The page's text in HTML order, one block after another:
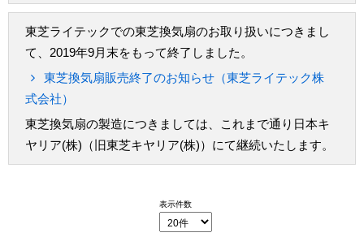
東芝ライテックでの東芝換気扇のお取り扱いにつきまし
て、2019年9月末をもって終了しました。
東芝換気扇販売終了のお知らせ（東芝ライテック株
式会社）
東芝換気扇の製造につきましては、これまで通り日本キ
ヤリア(株)（旧東芝キヤリア(株)）にて継続いたします。
表示件数